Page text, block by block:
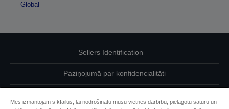
Global
Sellers Identification
Paziņojumā par konfidencialitāti
Mēs izmantojam sīkfailus, lai nodrošinātu mūsu vietnes darbību, pielāgotu saturu un